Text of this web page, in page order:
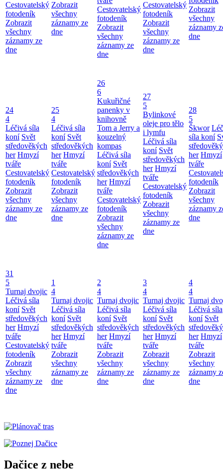
Cestovatelský
fotodeník
Zobrazit
všechny
záznamy ze
dne
Zobrazit
všechny
záznamy ze
dne
Cestovatelský
fotodeník
Zobrazit
všechny
záznamy ze
dne
Cestovatelský
fotodeník
Zobrazit
všechny
záznamy ze
dne
Zobrazit
všechny
záznamy
dne
24
4
Léčivá síla
koní Svět
středověkých
her Hmyzí
tváře
Cestovatelský
fotodeník
Zobrazit
všechny
záznamy ze
dne
25
4
Léčivá síla
koní Svět
středověkých
her Hmyzí
tváře
Cestovatelský
fotodeník
Zobrazit
všechny
záznamy ze
dne
26
6
Kukuřičné
panenky v
knihovně
Tom a Jerry a
kouzelný
kompas
Léčivá síla
koní Svět
středověkých
her Hmyzí
tváře
Cestovatelský
fotodeník
Zobrazit
všechny
záznamy ze
dne
27
5
Bylinkové
oleje pro tělo
i lymfu
Léčivá síla
koní Svět
středověkých
her Hmyzí
tváře
Cestovatelský
fotodeník
Zobrazit
všechny
záznamy ze
dne
28
5
Škwor
síla koní
her Hmyzí
tváře
fotodeník
Zobrazit
všechny
záznamy
dne
31
5
Turnaj dvojic
Léčivá síla
koní Svět
středověkých
her Hmyzí
tváře
Cestovatelský
fotodeník
Zobrazit
všechny
záznamy ze
dne
1
4
Turnaj dvojic
Léčivá síla
koní Svět
středověkých
her Hmyzí
tváře
Zobrazit
všechny
záznamy ze
dne
2
4
Turnaj dvojic
Léčivá síla
koní Svět
středověkých
her Hmyzí
tváře
Zobrazit
všechny
záznamy ze
dne
3
4
Turnaj dvojic
Léčivá síla
koní Svět
středověkých
her Hmyzí
tváře
Zobrazit
všechny
záznamy ze
dne
4
4
Turnaj
Léčivá síla
koní Svět
her Hmyzí
tváře
Zobrazit
všechny
záznamy
dne
Dačice z nebe